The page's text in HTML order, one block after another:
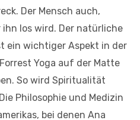
Der Mensch auch,
los wird. Der natürliche
ein wichtiger Aspekt in der
Yoga auf der Matte
So wird Spiritualität
Philosophie und Medizin
bei denen Ana